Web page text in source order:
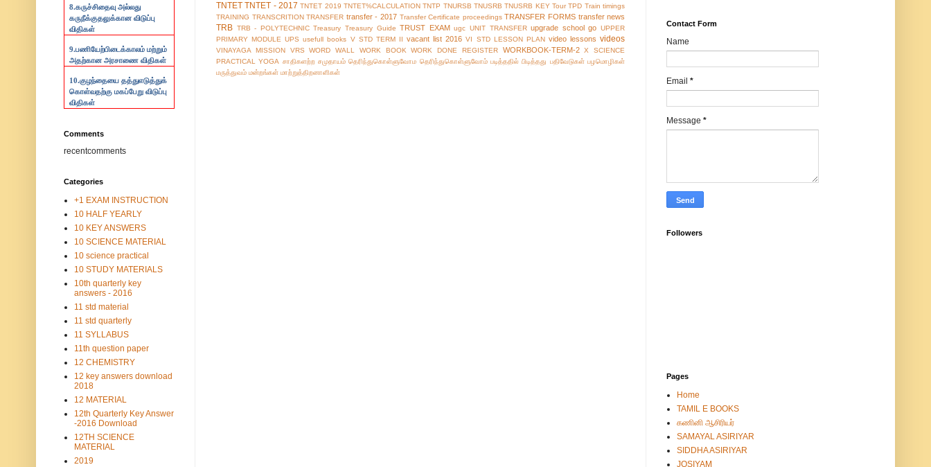
TNTET TNTET - 2017 TNTET 2019 TNTET%CALCULATION TNTP TNURSB TNUSRB TNUSRB KEY Tour TPD Train timings
TRAINING TRANSCRITION TRANSFER transfer - 2017 Transfer Certificate proceedings TRANSFER FORMS transfer news
TRB TRB - POLYTECHNIC Treasury Treasury Guide TRUST EXAM ugc UNIT TRANSFER upgrade school go UPPER
PRIMARY MODULE UPS usefull books V STD TERM II vacant list 2016 VI STD LESSON PLAN video lessons videos
VINAYAGA MISSION VRS WORD WALL WORK BOOK WORK DONE REGISTER WORKBOOK-TERM-2
X SCIENCE
PRACTICAL
YOGA சாதிகளற்ற சமுதாயம் தெரிந்துகொள்ளுவோம தெரிந்துகொள்ளுவோம் படித்ததில் பிடித்தது பதிவேடுகள் பழமொழிகள்
மருத்துவம் மன்றங்கள் மாற்றுத்திறனாளிகள்
8.கருச்சிதைவு அல்லது
கருநீக்குதலுக்கான விடுப்பு
விதிகள்
9.பணியேற்பிடைக்காலம் மற்றும்
அதற்கான அரசாணை விதிகள்
10.குழந்தையை தத்துஎடுத்துக்
கொள்வதற்கு மகப்பேறு விடுப்பு
விதிகள்
Comments
recentcomments
Categories
+1 EXAM INSTRUCTION
10 HALF YEARLY
10 KEY ANSWERS
10 SCIENCE MATERIAL
10 science practical
10 STUDY MATERIALS
10th quarterly key
answers - 2016
11 std material
11 std quarterly
11 SYLLABUS
11th question paper
12 CHEMISTRY
12 key answers download
2018
12 MATERIAL
12th Quarterly Key Answer
-2016 Download
12TH SCIENCE
MATERIAL
2019
Contact Form
Name
Email *
Message *
Followers
Pages
Home
TAMIL E BOOKS
கணினி ஆசிரியர்
SAMAYAL ASIRIYAR
SIDDHA ASIRIYAR
JOSIYAM